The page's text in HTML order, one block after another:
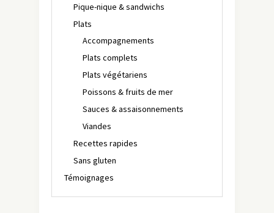
Pique-nique & sandwichs
Plats
Accompagnements
Plats complets
Plats végétariens
Poissons & fruits de mer
Sauces & assaisonnements
Viandes
Recettes rapides
Sans gluten
Témoignages